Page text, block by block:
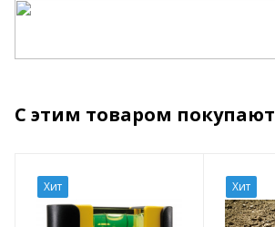
С этим товаром покупают
Хит Хит